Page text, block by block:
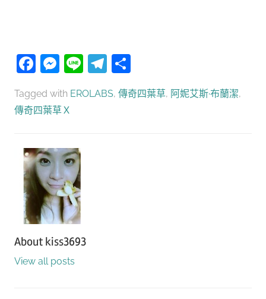
Facebook
Messenger
LineTelegram
Tagged with EROLABS, 傳奇四葉草, 阿妮艾斯·布蘭潔,
傳奇四葉草Ｘ
About kiss3693
View all posts